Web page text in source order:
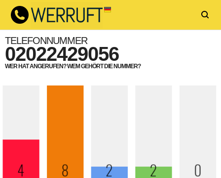
TELEFONNUMMER
02022429056
WER HAT ANGERUFEN? WEM GEHÖRT DIE NUMMER?